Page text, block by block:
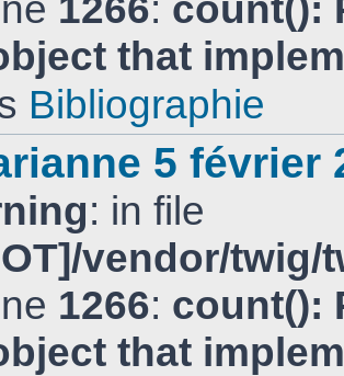
that
Bibliographie
5 février
: in file
vendor/
1266: count():
that